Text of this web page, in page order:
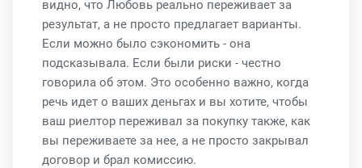
видно, что Любовь реально переживает за
результат, а не просто предлагает варианты.
Если можно было сэкономить - она
подсказывала. Если были риски - честно
говорила об этом. Это особенно важно, когда
речь идет о ваших деньгах и вы хотите, чтобы
ваш риелтор переживал за покупку также, как
вы переживаете за нее, а не просто закрывал
договор и брал комиссию.